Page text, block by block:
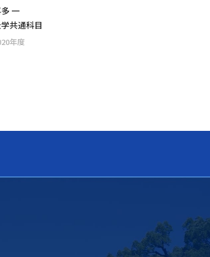
一
共通科目
年度